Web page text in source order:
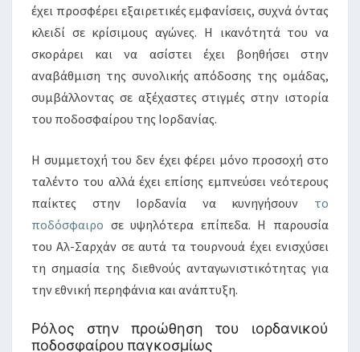
έχει προσφέρει εξαιρετικές εμφανίσεις, συχνά όντας
κλειδί σε κρίσιμους αγώνες. Η ικανότητά του να
σκοράρει και να ασίστει έχει βοηθήσει στην
αναβάθμιση της συνολικής απόδοσης της ομάδας,
συμβάλλοντας σε αξέχαστες στιγμές στην ιστορία
του ποδοσφαίρου της Ιορδανίας.
Η συμμετοχή του δεν έχει φέρει μόνο προσοχή στο
ταλέντο του αλλά έχει επίσης εμπνεύσει νεότερους
παίκτες στην Ιορδανία να κυνηγήσουν το
ποδόσφαιρο σε υψηλότερα επίπεδα. Η παρουσία
του Αλ-Σαρχάν σε αυτά τα τουρνουά έχει ενισχύσει
τη σημασία της διεθνούς ανταγωνιστικότητας για
την εθνική περηφάνια και ανάπτυξη.
Ρόλος στην προώθηση του ιορδανικού
ποδοσφαίρου παγκοσμίως